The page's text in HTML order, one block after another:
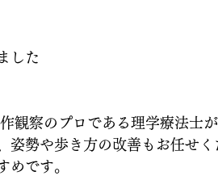
した
観察のプロである理学療法士
勢や歩き方の改善もお任せく
めです。